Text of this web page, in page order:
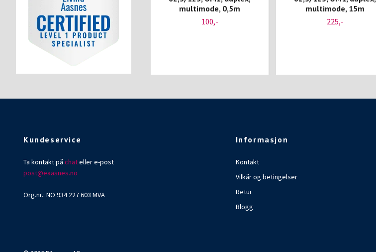
multimode, 0,5m
100,-
multimode, 15m
225,-
Kundeservice
Ta kontakt på chateller e-post
post@eaasnes.no
Org.nr.: NO 934 227 603 MVA
Informasjon
Kontakt
Vilkår og betingelser
Retur
Blogg